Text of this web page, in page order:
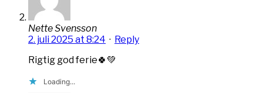
Nette Svensson
2. juli 2025 at 8:24 · Reply
Rigtig god ferie🍀💚
Loading...